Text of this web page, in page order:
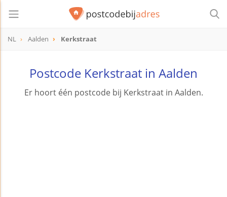
NL Aalden Kerkstraat
Postcode Kerkstraat in Aalden
Er hoort één postcode bij Kerkstraat in Aalden.